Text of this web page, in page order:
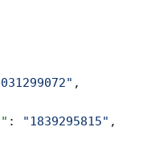
,
: "1839295815" ,